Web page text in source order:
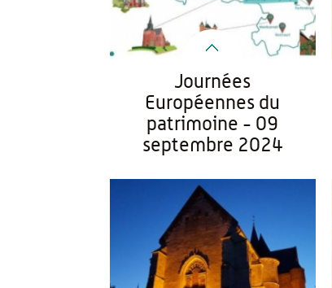
Journées
Européennes du
patrimoine - 09
septembre 2024